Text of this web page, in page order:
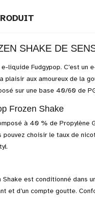
SHAKE DE
liquide Fudgypop. C’est un
plaisir aux amoureux de la
sur une base 40/60 de
Frozen Shake
à 40 % de
pouvez choisir le taux de
est conditionné dans
et d’un compte goutte.